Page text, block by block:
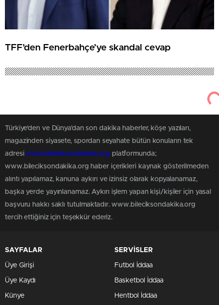
TFF’den Fenerbahçe’ye skandal cevap
Türkiye'den ve Dünya’dan son dakika haberler, köşe yazıları,
magazinden siyasete, spordan seyahate bütün konuların tek
adresiwww.bileciksondakika.org platformunda;
www.bileciksondakika.org haber içerikleri kaynak gösterilmeden
alıntı yapılamaz, kanuna aykırı ve izinsiz olarak kopyalanamaz,
başka yerde yayınlanamaz. Aykırı işlem yapan kişi/kişiler için yasal
başvuru hakkı saklı tutulmaktadır. www.bileciksondakika.org
tercih ettiğiniz için teşekkür ederiz.
SAYFALAR
Üye Girişi
Üye Kaydı
Künye
SERVİSLER
Futbol İddaa
Basketbol İddaa
Hentbol İddaa